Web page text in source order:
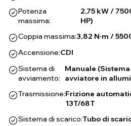
Potenza
massima:
2,75 kW /
HP)
Coppia massima:3,82 N·m /
Accensione:CDI
Sistema di
avviamento:
Manuale (Sistema
avviatore in
Trasmissione:Frizione
13T/68T
Sistema di scarico:Tubo di